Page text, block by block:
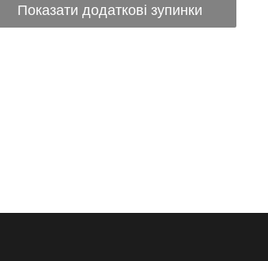
Показати додаткові зупинки